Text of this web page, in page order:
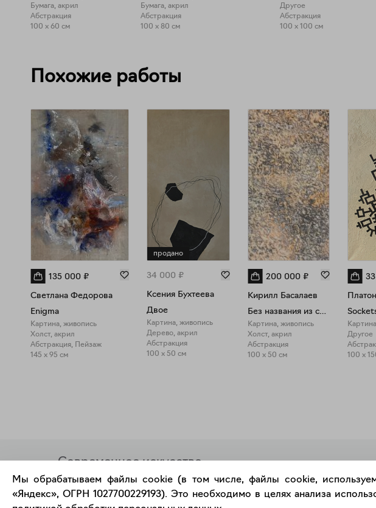
Бумага, акрил
Абстракция
100 x 60 см
Бумага, акрил
Абстракция
100 x 80 см
Другое
Абстракция
100 x 100 см
Похожие работы
135 000 ₽
Светлана Федорова
Enigma
Картина, живопись
Холст, акрил
Абстракция, Пейзаж
145 x 95 см
продано
34 000 ₽
Ксения Бухтеева
Двое
Картина, живопись
Дерево, акрил
Абстракция
100 x 50 см
200 000 ₽
Кирилл Басалаев
Без названия из серии "Приобретенная беспомощность"
Картина, живопись
Холст, акрил
Абстракция
100 x 50 см
Другое
100 x
Современное искусство
онлайн
Мы обрабатываем файлы cookie (в том числе, файлы cookie,
«Яндекс», ОГРН 1027700229193). Это необходимо в целях анализа